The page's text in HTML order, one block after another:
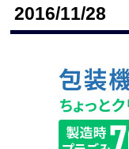
2016/11/28